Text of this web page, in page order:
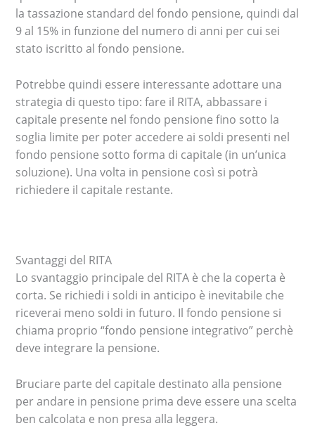
la tassazione standard del fondo pensione, quindi dal
9 al 15% in funzione del numero di anni per cui sei
stato iscritto al fondo pensione.
Potrebbe quindi essere interessante adottare una
strategia di questo tipo: fare il RITA, abbassare i
capitale presente nel fondo pensione fino sotto la
soglia limite per poter accedere ai soldi presenti nel
fondo pensione sotto forma di capitale (in un’unica
soluzione). Una volta in pensione così si potrà
richiedere il capitale restante.
Svantaggi del RITA
Lo svantaggio principale del RITA è che la coperta è
corta. Se richiedi i soldi in anticipo è inevitabile che
riceverai meno soldi in futuro. Il fondo pensione si
chiama proprio “fondo pensione integrativo” perchè
deve integrare la pensione.
Bruciare parte del capitale destinato alla pensione
per andare in pensione prima deve essere una scelta
ben calcolata e non presa alla leggera.